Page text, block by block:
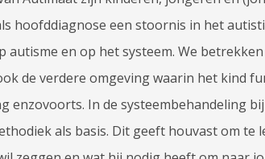
hoofddiagnose een stoornis in het
autisme en op het systeem. We
de verdere omgeving waarin het kind
enzovoorts. In de systeembehandeling
als basis. Dit geeft houvast om te